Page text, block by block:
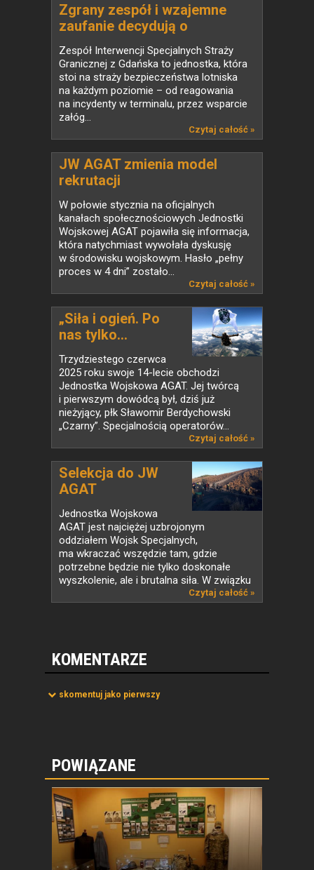
Zgrany zespół i wzajemne
zaufanie decydują o
skuteczności działań
Zespół Interwencji Specjalnych Straży
Granicznej z Gdańska to jednostka, która
stoi na straży bezpieczeństwa lotniska
na każdym poziomie – od reagowania
na incydenty w terminalu, przez wsparcie
załóg...
Czytaj całość »
JW AGAT zmienia model
rekrutacji
W połowie stycznia na oficjalnych
kanałach społecznościowych Jednostki
Wojskowej AGAT pojawiła się informacja,
która natychmiast wywołała dyskusję
w środowisku wojskowym. Hasło „pełny
proces w 4 dni” zostało...
Czytaj całość »
„Siła i ogień. Po
nas tylko...
Trzydziestego czerwca
2025 roku swoje 14-lecie obchodzi
Jednostka Wojskowa AGAT. Jej twórcą
i pierwszym dowódcą był, dziś już
nieżyjący, płk Sławomir Berdychowski
„Czarny”. Specjalnością operatorów...
Czytaj całość »
Selekcja do JW
AGAT
Jednostka Wojskowa
AGAT jest najciężej uzbrojonym
oddziałem Wojsk Specjalnych,
ma wkraczać wszędzie tam, gdzie
potrzebne będzie nie tylko doskonałe
wyszkolenie, ale i brutalna siła. W związku
Czytaj całość »
KOMENTARZE
skomentuj jako pierwszy
POWIĄZANE